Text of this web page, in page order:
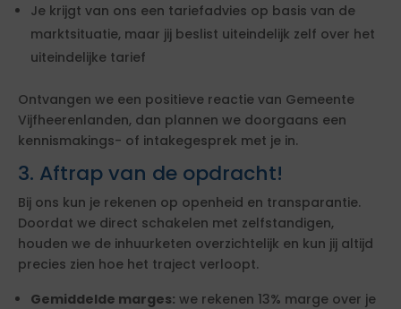
Je krijgt van ons een tariefadvies op basis van de
marktsituatie, maar jij beslist uiteindelijk zelf over het
uiteindelijke tarief
Ontvangen we een positieve reactie van Gemeente
Vijfheerenlanden, dan plannen we doorgaans een
kennismakings- of intakegesprek met je in.
3. Aftrap van de opdracht!
Bij ons kun je rekenen op openheid en transparantie.
Doordat we direct schakelen met zelfstandigen,
houden we de inhuurketen overzichtelijk en kun jij altijd
precies zien hoe het traject verloopt.
Gemiddelde marges: we rekenen 13% marge over je